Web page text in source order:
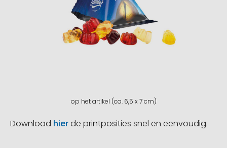
op het artikel (ca. 6,5 x 7 cm)
Download hierde printposities snel en eenvoudig.